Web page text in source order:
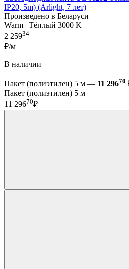
IP20, 5m) (Arlight, 7 лет)
Произведено в Беларуси
Warm | Тёплый 3000 K
2 25934
₽/м
В наличии
Пакет (полиэтилен) 5 м — 11 29670
Пакет (полиэтилен) 5 м
11 29670₽